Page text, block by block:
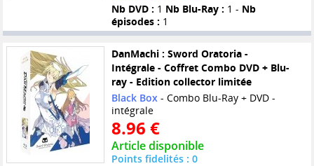
Nb DVD : 1 Nb Blu-Ray : 1 - Nb
épisodes : 1
DanMachi : Sword Oratoria -
Intégrale - Coffret Combo DVD + Blu-
ray - Edition collector limitée
Black Box - Combo Blu-Ray + DVD -
intégrale
8.96 €
Article disponible
Points fidelités : 0